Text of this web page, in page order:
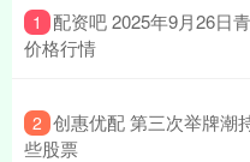
1 配资吧 2025年9月26日
价格行情
2 创惠优配 第三次举牌潮
些股票